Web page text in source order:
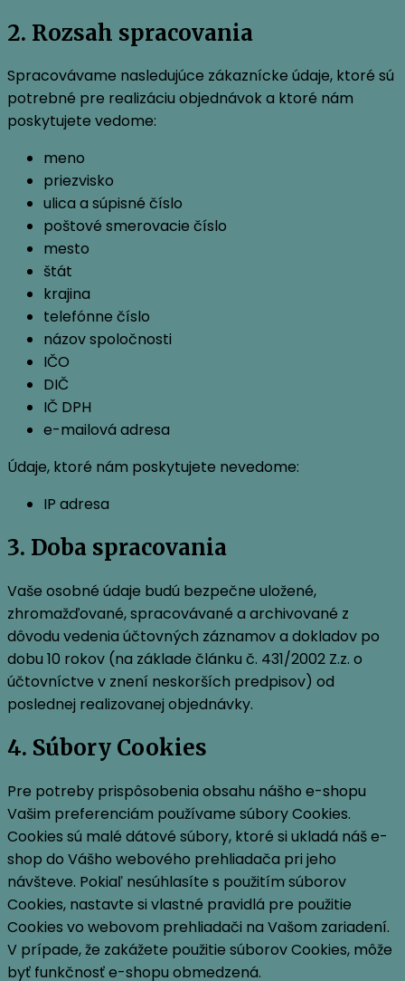
2. Rozsah spracovania
Spracovávame nasledujúce zákaznícke údaje, ktoré sú
potrebné pre realizáciu objednávok a ktoré nám
poskytujete vedome:
meno
priezvisko
ulica a súpisné číslo
poštové smerovacie číslo
mesto
štát
krajina
telefónne číslo
názov spoločnosti
IČO
DIČ
IČ DPH
e-mailová adresa
Údaje, ktoré nám poskytujete nevedome:
IP adresa
3. Doba spracovania
Vaše osobné údaje budú bezpečne uložené,
zhromažďované, spracovávané a archivované z
dôvodu vedenia účtovných záznamov a dokladov po
dobu 10 rokov (na základe článku č. 431/2002 Z.z. o
účtovníctve v znení neskorších predpisov) od
poslednej realizovanej objednávky.
4. Súbory Cookies
Pre potreby prispôsobenia obsahu nášho e-shopu
Vašim preferenciám používame súbory Cookies.
Cookies sú malé dátové súbory, ktoré si ukladá náš e-
shop do Vášho webového prehliadača pri jeho
návšteve. Pokiaľ nesúhlasíte s použitím súborov
Cookies, nastavte si vlastné pravidlá pre použitie
Cookies vo webovom prehliadači na Vašom zariadení.
V prípade, že zakážete použitie súborov Cookies, môže
byť funkčnosť e-shopu obmedzená.